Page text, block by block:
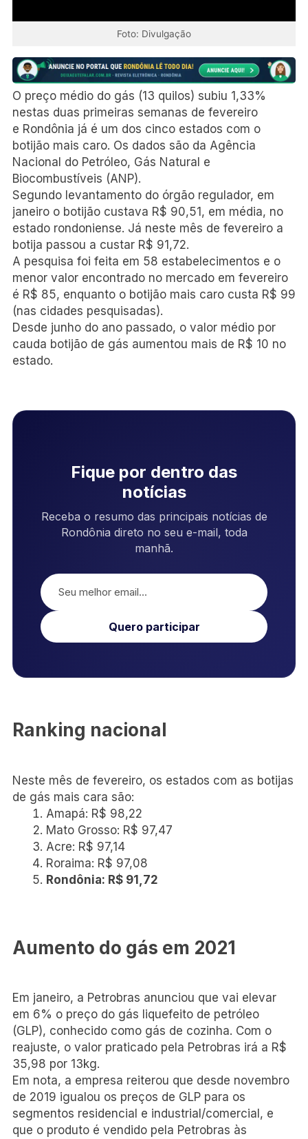
Foto: Divulgação
O preço médio do gás (13 quilos) subiu 1,33%
nestas duas primeiras semanas de fevereiro
e Rondônia já é um dos cinco estados com o
botijão mais caro. Os dados são da Agência
Nacional do Petróleo, Gás Natural e
Biocombustíveis (ANP).
Segundo levantamento do órgão regulador, em
janeiro o botijão custava R$ 90,51, em média, no
estado rondoniense. Já neste mês de fevereiro a
botija passou a custar R$ 91,72.
A pesquisa foi feita em 58 estabelecimentos e o
menor valor encontrado no mercado em fevereiro
é R$ 85, enquanto o botijão mais caro custa R$ 99
(nas cidades pesquisadas).
Desde junho do ano passado, o valor médio por
cauda botijão de gás aumentou mais de R$ 10 no
estado.
Fique por dentro das
notícias
Receba o resumo das principais notícias de
Rondônia direto no seu e-mail, toda
manhã.
Quero participar
Ranking nacional
Neste mês de fevereiro, os estados com as botijas
de gás mais cara são:
Amapá: R$ 98,22
Mato Grosso: R$ 97,47
Acre: R$ 97,14
Roraima: R$ 97,08
Rondônia: R$ 91,72
Aumento do gás em 2021
Em janeiro, a Petrobras anunciou que vai elevar
em 6% o preço do gás liquefeito de petróleo
(GLP), conhecido como gás de cozinha. Com o
reajuste, o valor praticado pela Petrobras irá a R$
35,98 por 13kg.
Em nota, a empresa reiterou que desde novembro
de 2019 igualou os preços de GLP para os
segmentos residencial e industrial/comercial, e
que o produto é vendido pela Petrobras às